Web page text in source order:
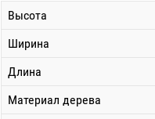
Высота
Ширина
Длина
Материал дерева